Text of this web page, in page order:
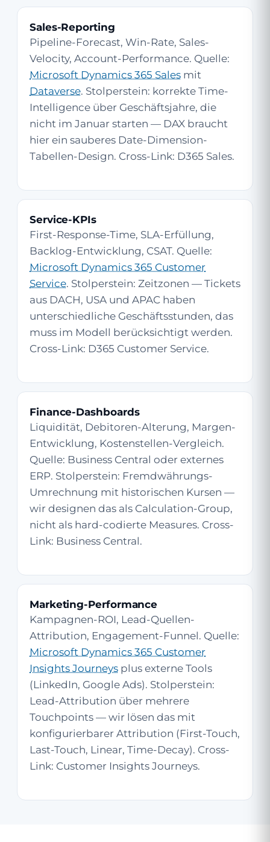
Sales-Reporting
Pipeline-Forecast, Win-Rate, Sales-
Velocity, Account-Performance. Quelle:
Microsoft Dynamics 365 Sales mit
Dataverse. Stolper­stein: korrekte Time-
Intelligence über Geschäftsjahre, die
nicht im Januar starten — DAX braucht
hier ein sauberes Date-Dimension-
Tabellen-Design. Cross-Link: D365 Sales.
Service-KPIs
First-Response-Time, SLA-Erfüllung,
Backlog-Entwicklung, CSAT. Quelle:
Microsoft Dynamics 365 Customer
Service. Stolper­stein: Zeit­zonen — Tickets
aus DACH, USA und APAC haben
unterschiedliche Geschäfts­stunden, das
muss im Modell berücksichtigt werden.
Cross-Link: D365 Customer Service.
Finance-Dashboards
Liquidität, Debitoren-Alterung, Margen-
Entwicklung, Kostenstellen-Vergleich.
Quelle: Business Central oder externes
ERP. Stolper­stein: Fremd­währungs-
Umrechnung mit historischen Kursen —
wir designen das als Calculation-Group,
nicht als hard-codierte Measures. Cross-
Link: Business Central.
Marketing-Performance
Kampagnen-ROI, Lead-Quellen-
Attribution, Engagement-Funnel. Quelle:
Microsoft Dynamics 365 Customer
Insights Journeys plus externe Tools
(LinkedIn, Google Ads). Stolper­stein:
Lead-Attribution über mehrere
Touchpoints — wir lösen das mit
konfigurierbarer Attribution (First-Touch,
Last-Touch, Linear, Time-Decay). Cross-
Link: Customer Insights Journeys.